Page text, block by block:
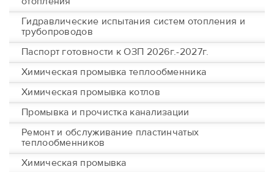
Гидравлические испытания систем отопления и
трубопроводов
Паспорт готовности к ОЗП 2026г.-2027г.
Химическая промывка теплообменника
Химическая промывка котлов
Промывка и прочистка канализации
Ремонт и обслуживание пластинчатых
теплообменников
Химическая промывка